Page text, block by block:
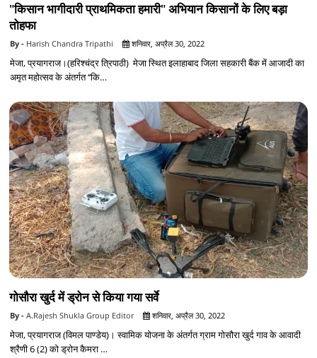
"किसान भागीदारी प्राथमिकता हमारी" अभियान किसानों के लिए बड़ा
तोहफा
Harish Chandra Tripathi शनिवार, अप्रैल 30, 2022
मेजा, प्रयागराज।(हरिश्चंद्र त्रिपाठी) मेजा स्थित इलाहाबाद जिला सहकारी बैंक में आजादी का
अमृत महोत्सव के अंतर्गत ‘‘कि…
गोसौरा खुर्द में ड्रोन से किया गया सर्वे
A.Rajesh Shukla Group Editor शनिवार, अप्रैल 30, 2022
मेजा, प्रयागराज (विमल पाण्डेय)। स्वामिक योजना के अंतर्गत ग्राम गोसौरा खुर्द गाव के आवादी
श्रैणी 6 (2) को ड्रोन कैमरा …